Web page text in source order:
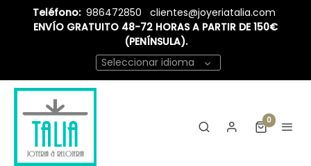
Teléfono: 986472850
clientes@joyeriatalia.com
ENVÍO GRATUITO 48-72 HORAS A PARTIR DE 150€
(PENÍNSULA).
Seleccionar idioma
0